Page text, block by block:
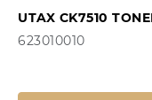
UTAX CK7510
623010010